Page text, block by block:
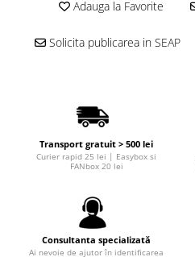
■ Filtre uscator
■ Filtre aditivi
► Piese auto
Filtre aditivi
Accesorii filtre
Filtre aer
Adauga la Favorite
Solicita publicarea in SEAP
Transport gratuit > 500 lei
Curier rapid 25 lei | Easybox si
FANbox 20 lei
Consultanta specializată
Ai nevoie de ajutor în identificarea